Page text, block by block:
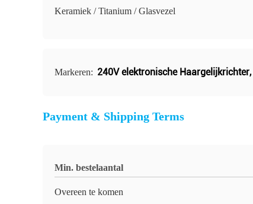
Keramiek / Titanium / Glasvezel
Markeren: 240V elektronische Haargelijkrichter,
Payment & Shipping Terms
Min. bestelaantal
Overeen te komen